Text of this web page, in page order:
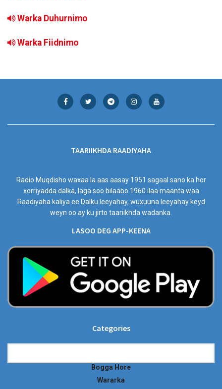
Warka Duhurnimo
Warka Fiidnimo
TAARIIKHDA RAADIYAHA
Radio Muqdisho waxaa la aas aasay 1951 sagaal sano ka hor
xorriyadda dalka, laga soo bilaabo 1960 ilaa maanta waa
Raadiyaha kaliya ee Dalku leeyahay, wuxuuna leeyahay keyd
weyn oo ay ku jirto taariikhda wadanka.
LASOO DEG APP-KEENA
Categories
Bogga Hore
Wararka